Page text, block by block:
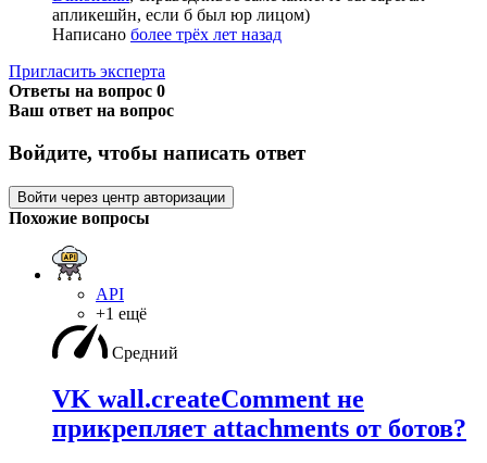
апликешйн, если б был юр лицом)
Написано более трёх лет назад
Пригласить эксперта
Ответы на вопрос 0
Ваш ответ на вопрос
Войдите, чтобы написать ответ
Войти через центр авторизации
Похожие вопросы
API
+1 ещё
Средний
VK wall.createComment не
прикрепляет attachments от ботов?